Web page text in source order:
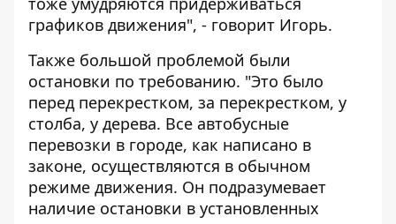
графиков движения", - говорит Игорь.
Также большой проблемой были
остановки по требованию. "Это было
перед перекрестком, за перекрестком, у
столба, у дерева. Все автобусные
перевозки в городе, как написано в
законе, осуществляются в обычном
режиме движения. Он подразумевает
наличие остановки в установленных